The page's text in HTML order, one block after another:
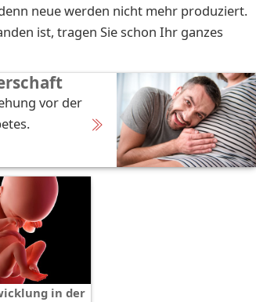
neue werden nicht mehr produziert.
ist, tragen Sie schon Ihr ganzes
vor der
in der